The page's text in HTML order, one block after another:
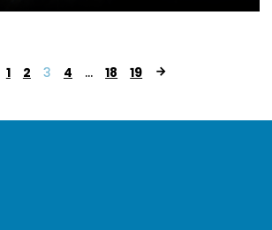
Sidnumrering
1 2 3 4 … 18 19